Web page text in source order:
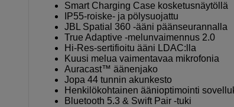
Smart Charging Case kosketusnäytöllä
IP55-roiske- ja pölysuojattu
JBL Spatial 360 -ääni päänseurannalla
True Adaptive -melunvaimennus 2.0
Hi-Res-sertifioitu ääni LDAC:lla
Kuusi melua vaimentavaa mikrofonia
Auracast™ äänenjako
Jopa 44 tunnin akunkesto
Henkilökohtainen äänioptimointi
Bluetooth 5.3 & Swift Pair -tuki